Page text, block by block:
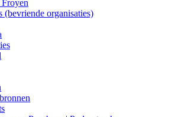
(bevriende organisaties)